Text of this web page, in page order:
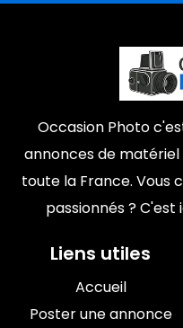
Occasion Photo
annonces de
toute la France. Vous
passionnés ? C'est
Liens utiles
Accueil
Poster une annonce